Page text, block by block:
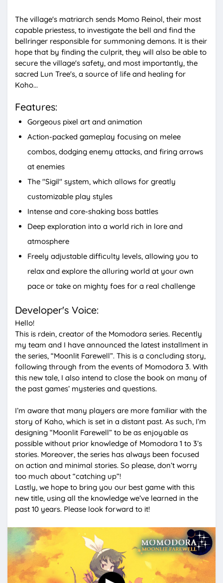
t
e
The village's matriarch sends Momo Reinol, their most
capable priestess, to investigate the bell and find the
bellringer responsible for summoning demons. It is their
hope that by finding the culprit, they will also be able to
secure the village's safety, and most importantly, the
sacred Lun Tree's, a source of life and healing for
Koho...
Features:
Gorgeous pixel art and animation
Action-packed gameplay focusing on melee
combos, dodging enemy attacks, and firing arrows
at enemies
The "Sigil" system, which allows for greatly
customizable play styles
Intense and core-shaking boss battles
Deep exploration into a world rich in lore and
atmosphere
Freely adjustable difficulty levels, allowing you to
relax and explore the alluring world at your own
pace or take on mighty foes for a real challenge
Developer's Voice:
Hello!
This is rdein, creator of the Momodora series. Recently
my team and I have announced the latest installment in
the series, “Moonlit Farewell”. This is a concluding story,
following through from the events of Momodora 3. With
this new tale, I also intend to close the book on many of
the past games’ mysteries and questions.
I’m aware that many players are more familiar with the
story of Kaho, which is set in a distant past. As such, I’m
designing “Moonlit Farewell” to be as enjoyable as
possible without prior knowledge of Momodora 1 to 3’s
stories. Moreover, the series has always been focused
on action and minimal stories. So please, don’t worry
too much about “catching up”!
Lastly, we hope to bring you our best game with this
new title, using all the knowledge we’ve learned in the
past 10 years. Please look forward to it!